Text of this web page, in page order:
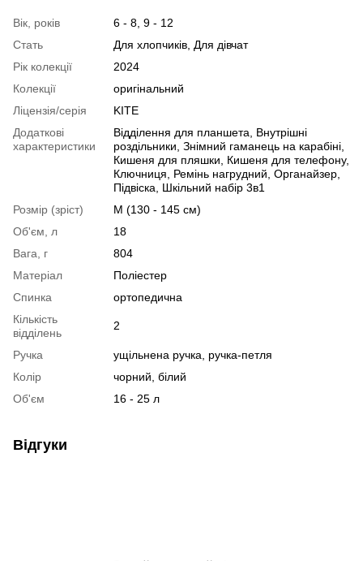
Вік, років
6 - 8, 9 - 12
Стать
Для хлопчиків, Для дівчат
Рік колекції
2024
Колекції
оригінальний
Ліцензія/серія
KITE
Додаткові
характеристики
Відділення для планшета, Внутрішні
роздільники, Знімний гаманець на карабіні,
Кишеня для пляшки, Кишеня для телефону,
Ключниця, Ремінь нагрудний, Органайзер,
Підвіска, Шкільний набір 3в1
Розмір (зріст)
M (130 - 145 см)
Об'єм, л
18
Вага, г
804
Матеріал
Поліестер
Спинка
ортопедична
Кількість
відділень
2
Ручка
ущільнена ручка, ручка-петля
Колір
чорний, білий
Об'єм
16 - 25 л
Відгуки